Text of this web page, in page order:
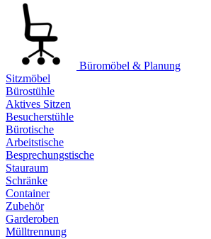
Büromöbel & Planung
Sitzmöbel
Bürostühle
Aktives Sitzen
Besucherstühle
Bürotische
Arbeitstische
Besprechungstische
Stauraum
Schränke
Container
Zubehör
Garderoben
Mülltrennung